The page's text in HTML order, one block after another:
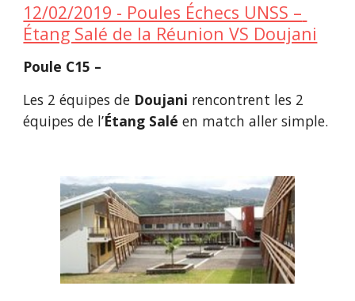
12/02/2019 - Poules Échecs UNSS –
Étang Salé de la Réunion VS Doujani
Poule C15 –
Les 2 équipes de Doujani rencontrent les 2
équipes de l’Étang Salé en match aller simple.